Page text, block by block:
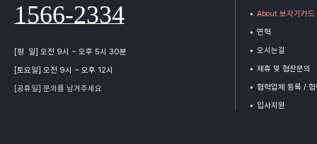
1566-2334
[평 일] 오전 9시 ~ 오후 5시 30분
[토요일] 오전 9시 ~ 오후 12시
[공휴일] 문의를 남겨주세요
About 보자기카드
연혁
오시는길
제휴 및 협찬문의
협력업체 등록 /
입사지원